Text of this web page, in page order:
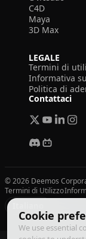
Cookie
We use essential
C4D
Maya
3D Max
LEGALE
Termini di
Informativa
Politica di
Contattaci
© 2026 Deemos
Termini di Utilizzo